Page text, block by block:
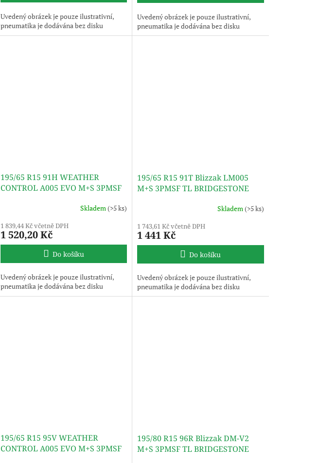
Uvedený obrázek je pouze ilustrativní,
pneumatika je dodávána bez disku
Uvedený obrázek je pouze ilustrativní,
pneumatika je dodávána bez disku
195/65 R15 91H WEATHER
CONTROL A005 EVO M+S 3PMSF
Skladem(>5 ks)
1 839,44 Kč včetně DPH
1 520,20 Kč
Do košíku
Uvedený obrázek je pouze ilustrativní,
pneumatika je dodávána bez disku
195/65 R15 91T Blizzak LM005
M+S 3PMSF TL BRIDGESTONE
Skladem(>5 ks)
1 743,61 Kč včetně DPH
1 441 Kč
Do košíku
Uvedený obrázek je pouze ilustrativní,
pneumatika je dodávána bez disku
195/65 R15 95V WEATHER
CONTROL A005 EVO M+S 3PMSF
195/80 R15 96R Blizzak DM-V2
M+S 3PMSF TL BRIDGESTONE